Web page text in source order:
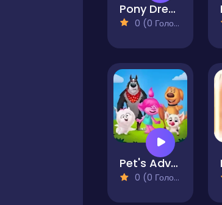
Pony Dress Up
0 (0 Голосів)
Pet's Adventure A Day To Remember
0 (0 Голосів)